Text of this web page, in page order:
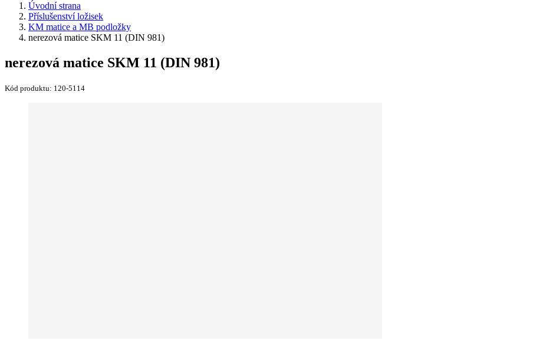
Úvodní strana
Příslušenství ložisek
KM matice a MB podložky
nerezová matice SKM 11 (DIN 981)
nerezová matice SKM 11 (DIN 981)
Kód produktu: 120-5114